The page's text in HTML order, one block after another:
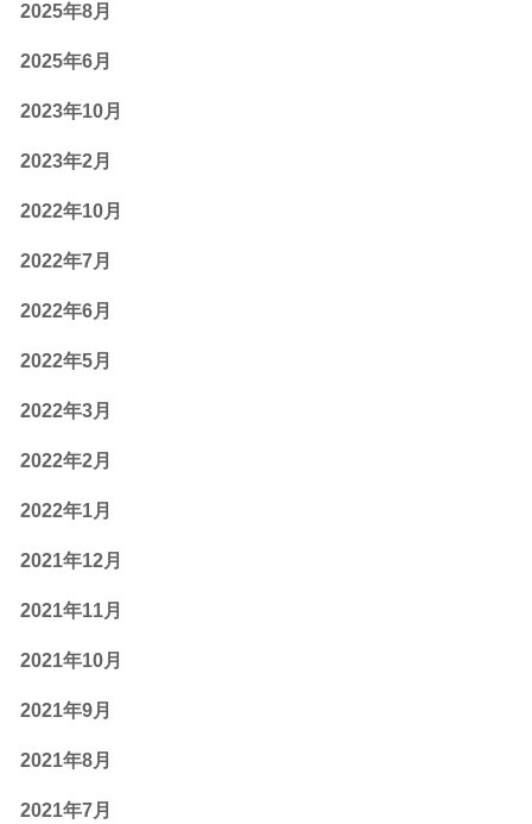
2025年8月
2025年6月
2023年10月
2023年2月
2022年10月
2022年7月
2022年6月
2022年5月
2022年3月
2022年2月
2022年1月
2021年12月
2021年11月
2021年10月
2021年9月
2021年8月
2021年7月